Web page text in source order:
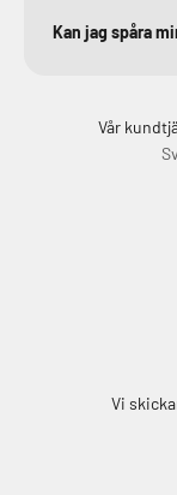
Kan jag spåra
Vår
Vi